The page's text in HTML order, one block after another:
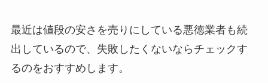
最近は値段の安さを売りにしている悪徳業者も続
出しているので、失敗したくないならチェックす
るのをおすすめします。